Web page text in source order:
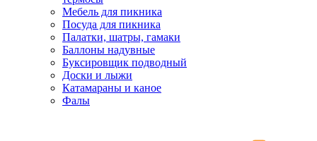
Мебель для пикника
Посуда для пикника
Палатки, шатры, гамаки
Баллоны надувные
Буксировщик подводный
Доски и лыжи
Катамараны и каное
Фалы